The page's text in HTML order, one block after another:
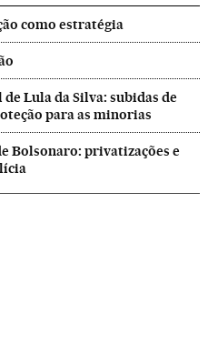
como estratégia
Lula da Silva: subidas de
para as minorias
Bolsonaro: privatizações e